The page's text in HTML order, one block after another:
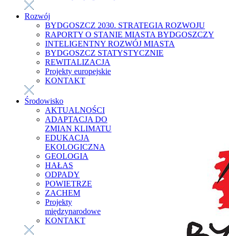
Rozwój
BYDGOSZCZ 2030. STRATEGIA ROZWOJU
RAPORTY O STANIE MIASTA BYDGOSZCZY
INTELIGENTNY ROZWÓJ MIASTA
BYDGOSZCZ STATYSTYCZNIE
REWITALIZACJA
Projekty europejskie
KONTAKT
Środowisko
AKTUALNOŚCI
ADAPTACJA DO
ZMIAN KLIMATU
EDUKACJA
EKOLOGICZNA
GEOLOGIA
HAŁAS
ODPADY
POWIETRZE
ZACHEM
Projekty
międzynarodowe
KONTAKT